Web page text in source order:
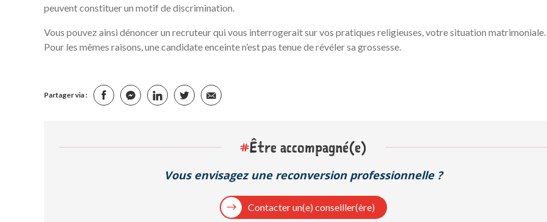
peuvent constituer un motif de discrimination.
Vous pouvez ainsi dénoncer un recruteur qui vous interrogerait sur vos pratiques religieuses, votre situation
Pour les mêmes raisons, une candidate enceinte n’est pas tenue de révéler sa grossesse.
Partager via :
#Être accompagné(e)
Vous envisagez une reconversion professionnelle ?
Contacter un(e) conseiller(ère)